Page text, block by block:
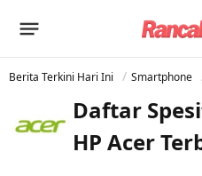
Berita Terkini Hari Ini Smartphone
Daftar
HP Acer